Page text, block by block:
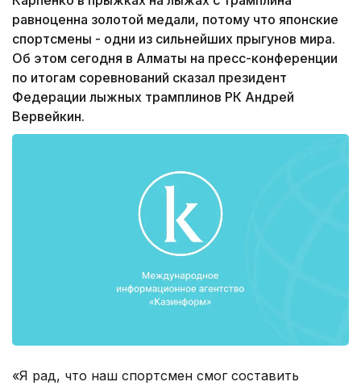
равноценна золотой медали, потому что японские
спортсмены - одни из сильнейших прыгунов мира.
Об этом сегодня в Алматы на пресс-конференции
по итогам соревнований сказал президент
Федерации лыжных трамплинов РК Андрей
Вервейкин.
«Я рад, что наш спортсмен смог составить